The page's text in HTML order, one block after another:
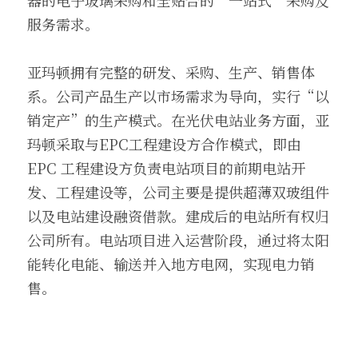
服务需求。
亚玛顿拥有完整的研发、采购、生产、销售体
系。公司产品生产以市场需求为导向，实行“以
销定产”的生产模式。在光伏电站业务方面，亚
玛顿采取与EPC工程建设方合作模式，即由
EPC 工程建设方负责电站项目的前期电站开
发、工程建设等，公司主要是提供超薄双玻组件
以及电站建设融资借款。建成后的电站所有权归
公司所有。电站项目进入运营阶段，通过将太阳
能转化电能、输送并入地方电网，实现电力销
售。